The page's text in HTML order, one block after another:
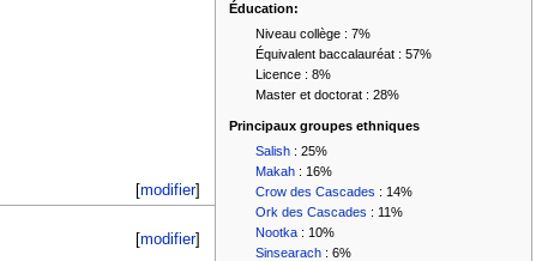
Éducation:
Niveau collège : 7%
Équivalent baccalauréat : 57%
Licence : 8%
Master et doctorat : 28%
Principaux groupes ethniques
Salish : 25%
Makah : 16%
Crow des Cascades : 14%
Ork des Cascades : 11%
Nootka : 10%
Sinsearach : 6%
[modifier]
[modifier]